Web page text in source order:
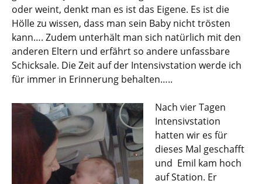
oder weint, denkt man es ist das Eigene. Es ist die
Hölle zu wissen, dass man sein Baby nicht trösten
kann…. Zudem unterhält man sich natürlich mit den
anderen Eltern und erfährt so andere unfassbare
Schicksale. Die Zeit auf der Intensivstation werde ich
für immer in Erinnerung behalten…..
Nach vier Tagen
Intensivstation
hatten wir es für
dieses Mal geschafft
und Emil kam hoch
auf Station. Er